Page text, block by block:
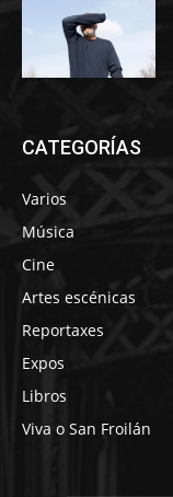
CATEGORÍAS
Varios
Música
Cine
Artes escénicas
Reportaxes
Expos
Libros
Viva o San Froilán